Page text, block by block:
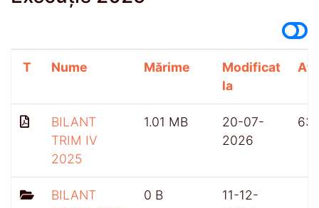
T Nume Mărime
Modificat
la
BILANT
TRIM IV
2025
1.01 MB
20-07-
2026
63
BILANT
0 B
11-12-